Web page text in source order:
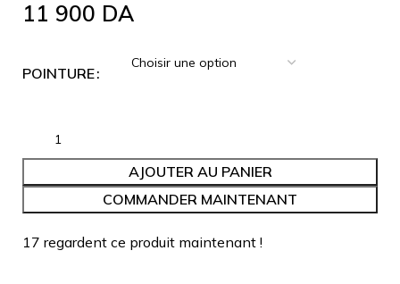
11 900 DA
POINTURE
AJOUTER AU PANIER
COMMANDER MAINTENANT
17 regardent ce produit maintenant !